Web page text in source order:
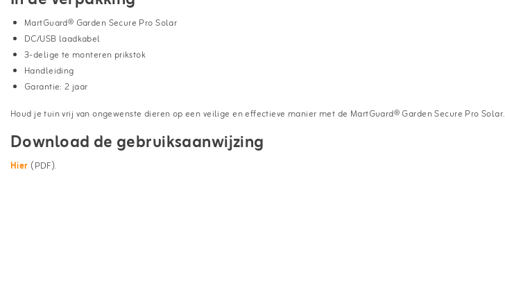
MartGuard® Garden Secure Pro Solar
DC/USB laadkabel
3-delige te monteren prikstok
Handleiding
Garantie: 2 jaar
Houd je tuin vrij van ongewenste dieren op een veilige en effectieve manier met de MartGuard® Garden Secure Pro Solar.
Download de gebruiksaanwijzing
Hier (PDF).